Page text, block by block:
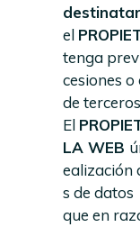
el
tenga
cesiones
de
El
LA WEB
ealización
s de datos
que en